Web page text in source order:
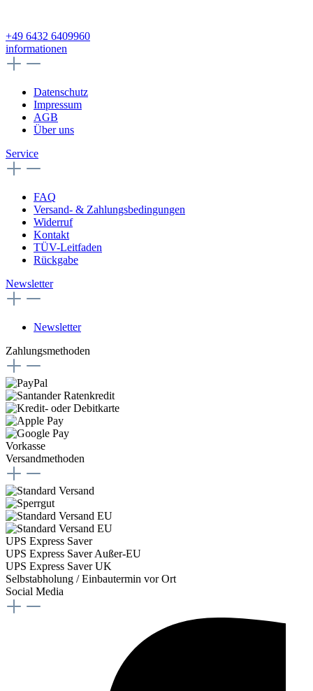
+49 6432 6409960
informationen
Datenschutz
Impressum
AGB
Über uns
Service
FAQ
Versand- & Zahlungsbedingungen
Widerruf
Kontakt
TÜV-Leitfaden
Rückgabe
Newsletter
Newsletter
Zahlungsmethoden
Vorkasse
Versandmethoden
UPS Express Saver
UPS Express Saver Außer-EU
UPS Express Saver UK
Selbstabholung / Einbautermin vor Ort
Social Media